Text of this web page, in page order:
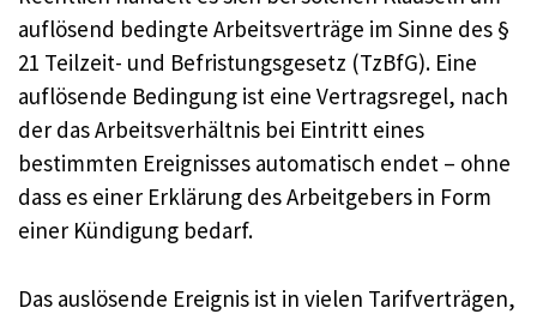
auflösend bedingte Arbeitsverträge im Sinne des §
21 Teilzeit- und Befristungsgesetz (TzBfG). Eine
auflösende Bedingung ist eine Vertragsregel, nach
der das Arbeitsverhältnis bei Eintritt eines
bestimmten Ereignisses automatisch endet – ohne
dass es einer Erklärung des Arbeitgebers in Form
einer Kündigung bedarf.
Das auslösende Ereignis ist in vielen Tarifverträgen,